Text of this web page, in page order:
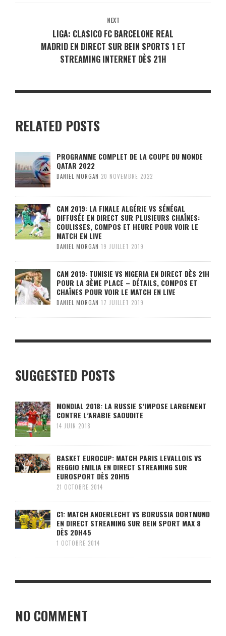
NEXT
LIGA: CLASICO FC BARCELONE REAL
MADRID EN DIRECT SUR BEIN SPORTS 1 ET
STREAMING INTERNET DÈS 21H
RELATED POSTS
PROGRAMME COMPLET DE LA COUPE DU MONDE
QATAR 2022
DANIEL MORGAN 20 NOVEMBRE 2022
CAN 2019: LA FINALE ALGÉRIE VS SÉNÉGAL
DIFFUSÉE EN DIRECT SUR PLUSIEURS CHAÎNES:
COULISSES, COMPOS ET HEURE POUR VOIR LE
MATCH EN LIVE
DANIEL MORGAN 19 JUILLET 2019
CAN 2019: TUNISIE VS NIGERIA EN DIRECT DÈS 21H
POUR LA 3ÈME PLACE – DÉTAILS, COMPOS ET
CHAÎNES POUR VOIR LE MATCH EN LIVE
DANIEL MORGAN 17 JUILLET 2019
SUGGESTED POSTS
MONDIAL 2018: LA RUSSIE S’IMPOSE LARGEMENT
CONTRE L’ARABIE SAOUDITE
14 JUIN 2018
BASKET EUROCUP: MATCH PARIS LEVALLOIS VS
REGGIO EMILIA EN DIRECT STREAMING SUR
EUROSPORT DÈS 20H15
21 OCTOBRE 2014
C1: MATCH ANDERLECHT VS BORUSSIA DORTMUND
EN DIRECT STREAMING SUR BEIN SPORT MAX 8
DÈS 20H45
1 OCTOBRE 2014
NO COMMENT